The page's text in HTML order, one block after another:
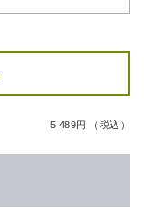
5,489円 （税込）